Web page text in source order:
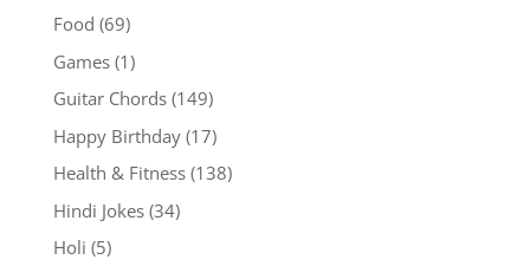
Food (69)
Games(1)
Guitar Chords(149)
Happy Birthday(17)
Health & Fitness(138)
Hindi Jokes(34)
Holi (5)